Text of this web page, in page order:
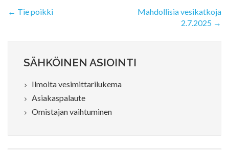
Artikkelien
Tie poikki
Mahdollisia vesikatkoja
2.7.2025
SÄHKÖINEN ASIOINTI
Ilmoita vesimittarilukema
Asiakaspalaute
Omistajan vaihtuminen